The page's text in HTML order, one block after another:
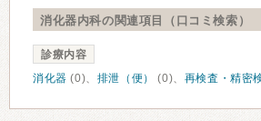
消化器内科の関連項目（口コミ検索）
診療内容
消化器 (0)、 排泄（便） (0)、 再検査・精密